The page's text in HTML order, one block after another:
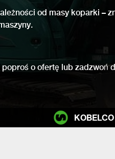
od masy koparki –
o ofertę lub zadzwoń